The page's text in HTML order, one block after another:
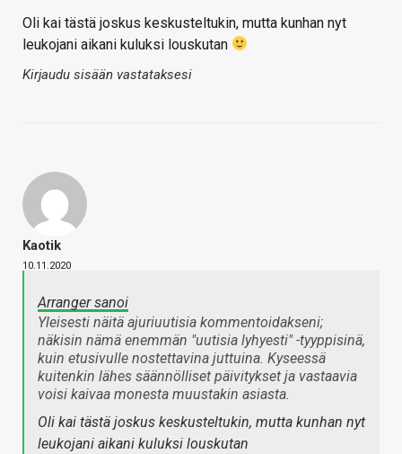
Oli kai tästä joskus keskusteltukin, mutta kunhan nyt
leukojani aikani kuluksi louskutan
Kirjaudu sisään vastataksesi
Kaotik
10.11.2020
Arranger sanoi
Yleisesti näitä ajuriuutisia kommentoidakseni;
näkisin nämä enemmän "uutisia lyhyesti" -tyyppisinä,
kuin etusivulle nostettavina juttuina. Kyseessä
kuitenkin lähes säännölliset päivitykset ja vastaavia
voisi kaivaa monesta muustakin asiasta.
Oli kai tästä joskus keskusteltukin, mutta kunhan nyt
leukojani aikani kuluksi louskutan